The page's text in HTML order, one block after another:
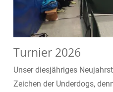
Turnier 2026
Unser diesjähriges
Zeichen der Underdogs,